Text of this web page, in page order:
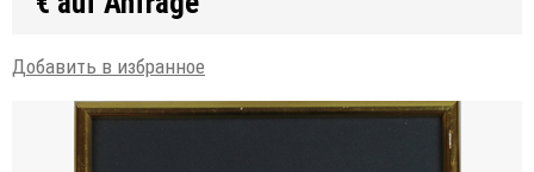
Добавить в избранное